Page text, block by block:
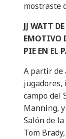
mostraste
JJ WATT
EMOTIVO
PIE EN EL
A partir de
jugadores,
campo del
Manning,
Salón de la
Tom